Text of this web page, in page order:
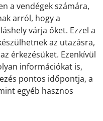
a vendégek számára,
arról, hogy a
várja őket. Ezzel a
az utazásra,
érkezésüket. Ezenkívül
információkat is,
pontos időpontja, a
egyéb hasznos